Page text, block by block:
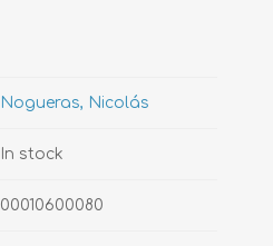
Nogueras, Nicolás
In stock
00010600080